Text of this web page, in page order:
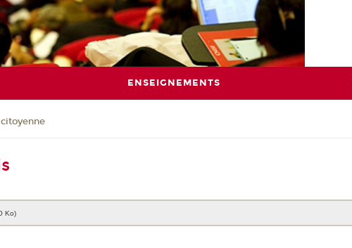
ENSEIGNEMENTS
Ko)